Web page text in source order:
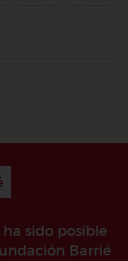
sido posible
Barrié